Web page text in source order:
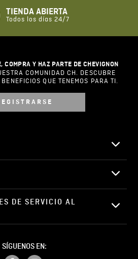
☆
COMENTARIO
TIENDA ABIERTA
Todos los días 24/7
COMPRA Y HAZ PARTE DE CHEVIGNON
COMUNIDAD CH. DESCUBRE
BENEFICIOS QUE TENEMOS PARA TI.
DE SERVICIO AL
SÍGUENOS EN: